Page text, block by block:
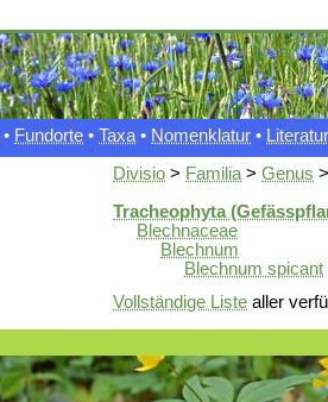
• Fundorte • Taxa • Nomenklatur • Literatur
Divisio > Familia > Genus
Tracheophyta
Blechnaceae
Blechnum
Blechnum spicant
Vollständige Liste aller